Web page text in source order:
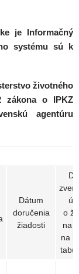
je Informačný
systému sú k
životného
zákona o IPKZ
agentúru
Dátum
doručenia
žiadosti
o
na
na